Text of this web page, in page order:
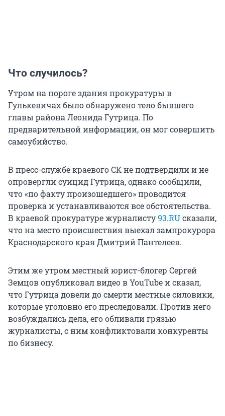
Что случилось?
Утром на пороге здания прокуратуры в
Гулькевичах было обнаружено тело бывшего
главы района Леонида Гутрица. По
предварительной информации, он мог совершить
самоубийство.
В пресс-службе краевого СК не подтвердили и не
опровергли суицид Гутрица, однако сообщили,
что «по факту произошедшего» проводится
проверка и устанавливаются все обстоятельства.
В краевой прокуратуре журналисту93.RUсказали,
что на место происшествия выехал зампрокурора
Краснодарского края Дмитрий Пантелеев.
Этим же утром местный юрист-блогер Сергей
Земцов опубликовал видео в YouTube и сказал,
что Гутрица довели до смерти местные силовики,
которые уголовно его преследовали. Против него
возбуждались дела, его обливали грязью
журналисты, с ним конфликтовали конкуренты
по бизнесу.